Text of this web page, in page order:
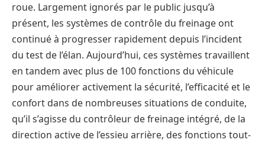
roue. Largement ignorés par le public jusqu’à
présent, les systèmes de contrôle du freinage ont
continué à progresser rapidement depuis l’incident
du test de l’élan. Aujourd’hui, ces systèmes travaillent
en tandem avec plus de 100 fonctions du véhicule
pour améliorer activement la sécurité, l’efficacité et le
confort dans de nombreuses situations de conduite,
qu’il s’agisse du contrôleur de freinage intégré, de la
direction active de l’essieu arrière, des fonctions tout-